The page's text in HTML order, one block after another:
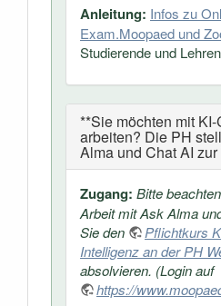
Anleitung: Infos zu
Exam.Moopaed und
Studierende und
**Sie möchten mit
arbeiten? Die PH
Alma und Chat AI
Zugang: Bitte
Arbeit mit Ask Alma
Sie den
Pflichtkurs
Intelligenz an der PH
absolvieren. (Login auf
https://